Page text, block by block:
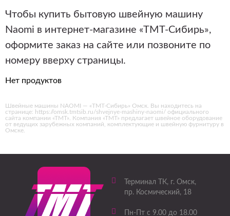
Чтобы купить бытовую швейную машину
Naomi в интернет-магазине «ТМТ-Сибирь»,
оформите заказ на сайте или позвоните по
номеру вверху страницы.
Нет продуктов
Швейные машины NAOMI — «ТМТ-Сибирь» Омск. Вы находитесь на
странице: https://omsk.tmtsib.ru/shvejnye-mashiny-naomi/ официального
сайта компании «ТМТ». Компания «ТМТ» предлагает швейное оборудование
от ведущих зарубежных компаний, комплектующие и швейную фурнитуру в
Омске.
Терминал ТК, г. Омск,
пр. Космический, 18
Пн-Пт с 9.00 до 18.00